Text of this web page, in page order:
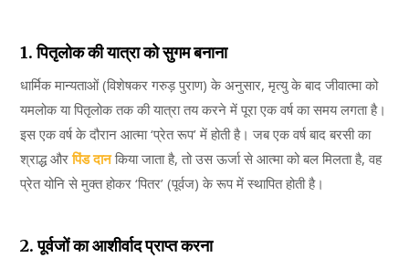
1. पितृलोक की यात्रा को सुगम बनाना
धार्मिक मान्यताओं (विशेषकर गरुड़ पुराण) के अनुसार, मृत्यु के बाद जीवात्मा को
यमलोक या पितृलोक तक की यात्रा तय करने में पूरा एक वर्ष का समय लगता है।
इस एक वर्ष के दौरान आत्मा ‘प्रेत रूप’ में होती है। जब एक वर्ष बाद बरसी का
श्राद्ध औरपिंड दानकिया जाता है, तो उस ऊर्जा से आत्मा को बल मिलता है, वह
प्रेत योनि से मुक्त होकर ‘पितर’ (पूर्वज) के रूप में स्थापित होती है।
2. पूर्वजों का आशीर्वाद प्राप्त करना